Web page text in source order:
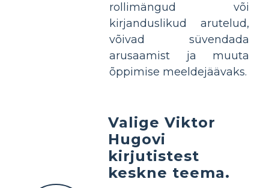
rollimängud või
kirjanduslikud arutelud,
võivad süvendada
arusaamist ja muuta
õppimise meeldejäävaks.
Valige Viktor
Hugovi
kirjutistest
keskne teema.